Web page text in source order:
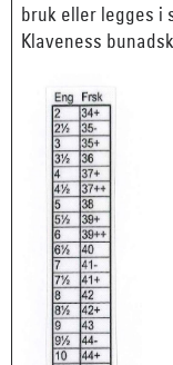
bruk eller legges i
Klaveness